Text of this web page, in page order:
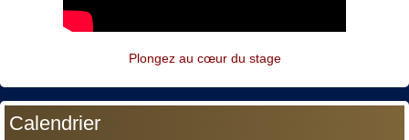
Plongez au cœur du stage
Calendrier